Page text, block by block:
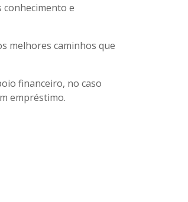
conhecimento e
melhores caminhos que
financeiro, no caso
empréstimo.